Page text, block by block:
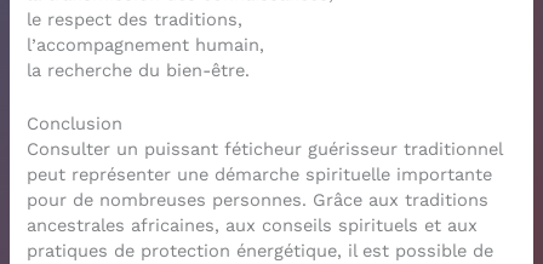
le respect des traditions,
l’accompagnement humain,
la recherche du bien-être.
Conclusion
Consulter un puissant féticheur guérisseur traditionnel
peut représenter une démarche spirituelle importante
pour de nombreuses personnes. Grâce aux traditions
ancestrales africaines, aux conseils spirituels et aux
pratiques de protection énergétique, il est possible de